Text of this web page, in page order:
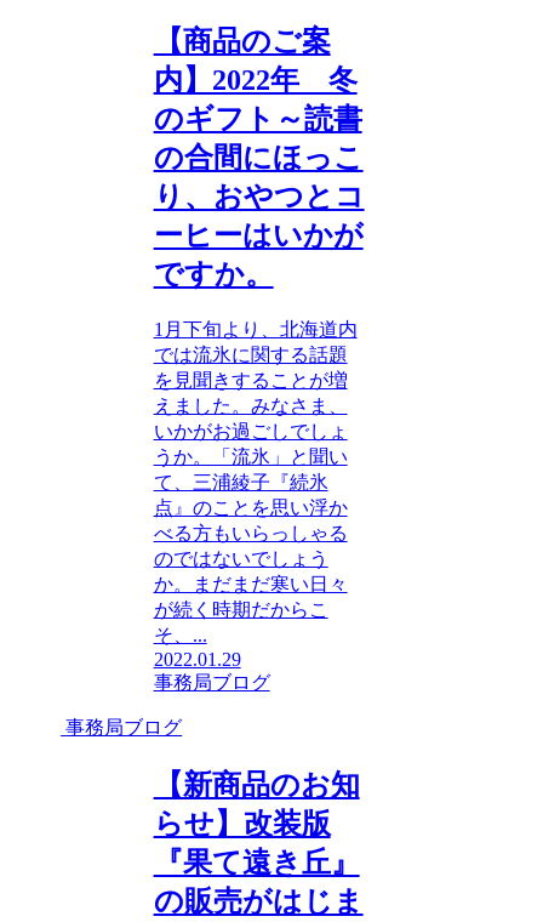
【商品のご案
内】2022年 冬
のギフト～読書
の合間にほっこ
り、おやつとコ
ーヒーはいかが
ですか。
1月下旬より、北海道内
では流氷に関する話題
を見聞きすることが増
えました。みなさま、
いかがお過ごしでしょ
うか。「流氷」と聞い
て、三浦綾子『続氷
点』のことを思い浮か
べる方もいらっしゃる
のではないでしょう
か。まだまだ寒い日々
が続く時期だからこ
そ、...
2022.01.29
事務局ブログ
事務局ブログ
【新商品のお知
らせ】改装版
『果て遠き丘』
の販売がはじま